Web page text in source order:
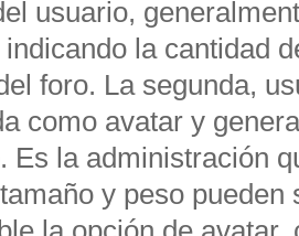
usuario,
indicando la cantidad
foro. La segunda,
como avatar y
Es la administración
y peso